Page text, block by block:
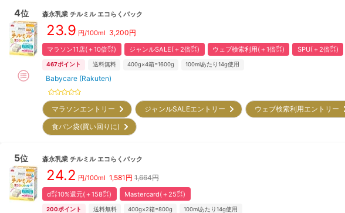
4位 森永乳業 チルミル エコらくパック
23.9 円/100ml 3,200円
マラソン11店(＋10倍㌽) ジャンルSALE(＋2倍㌽) ウェブ検索利用(＋1倍㌽) SPU(＋2倍㌽)
467ポイント 送料無料 400g×4箱=1600g 100mlあたり14g使用
Babycare (Rakuten)
マラソンエントリー ジャンルSALEエントリー ウェブ検索利用エントリー
食パン袋(買い回りに)
5位 森永乳業 チルミル エコらくパック
24.2 円/100ml 1,581 円 1,664円
d㌽10%還元(＋158㌽) Mastercard(＋25㌽)
200ポイント 送料無料 400g×2箱=800g 100mlあたり14g使用